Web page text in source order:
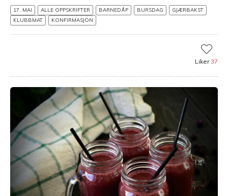
17. MAI ALLE OPPSKRIFTER BARNEDÅP BURSDAG
GJÆRBAKST
KLUBBMAT
KONFIRMASJON
Liker37